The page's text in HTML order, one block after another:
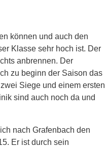
können und auch den
Klasse sehr hoch ist. Der
anbrennen. Der
zu beginn der Saison das
Siege und einem ersten
sind auch noch da und
nach Grafenbach den
Er ist durch sein